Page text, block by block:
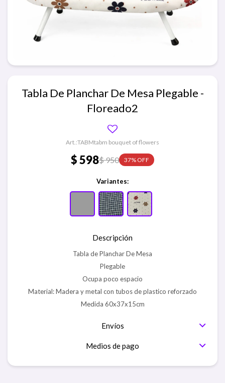
Tabla De Planchar De Mesa Plegable -
Floreado2
TABMtabm bouquet of flowers
$598$950 37
Variantes:
Descripción
Tabla de Planchar De Mesa
Plegable
Ocupa poco espacio
Material: Madera y metal con tubos de plastico reforzado
Medida 60x37x15cm
Envíos
Medios de pago